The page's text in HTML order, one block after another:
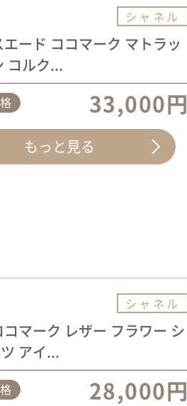
シャネル
ード ココマーク マトラッ
コルク...
33,000円
もっと見る
シャネル
マーク レザー フラワー シ
アイ...
28,000円